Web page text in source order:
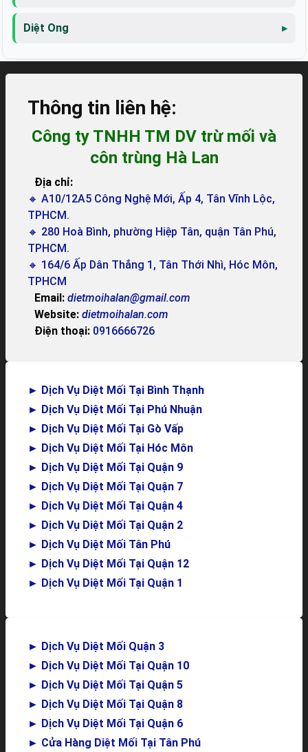
Diệt Ong
Thông tin liên hệ:
Công ty TNHH TM DV trừ mối và
côn trùng Hà Lan
Địa chỉ:
🔸 A10/12A5 Công Nghệ Mới, Ấp 4, Tân Vĩnh Lộc,
TPHCM.
🔸 280 Hoà Bình, phường Hiệp Tân, quận Tân Phú,
TPHCM.
🔸 164/6 Ấp Dân Thắng 1, Tân Thới Nhì, Hóc Môn,
TPHCM
Email: dietmoihalan@gmail.com
Website: dietmoihalan.com
Điện thoại: 0916666726
► Dịch Vụ Diệt Mối Tại Bình Thạnh
► Dịch Vụ Diệt Mối Tại Phú Nhuận
► Dịch Vụ Diệt Mối Tại Gò Vấp
► Dịch Vụ Diệt Mối Tại Hóc Môn
► Dịch Vụ Diệt Mối Tại Quận 9
► Dịch Vụ Diệt Mối Tại Quận 7
► Dịch Vụ Diệt Mối Tại Quận 4
► Dịch Vụ Diệt Mối Tại Quận 2
► Dịch Vụ Diệt Mối Tân Phú
► Dịch Vụ Diệt Mối Tại Quận 12
► Dịch Vụ Diệt Mối Tại Quận 1
► Dịch Vụ Diệt Mối Quận 3
► Dịch Vụ Diệt Mối Tại Quận 10
► Dịch Vụ Diệt Mối Tại Quận 5
► Dịch Vụ Diệt Mối Tại Quận 8
► Dịch Vụ Diệt Mối Tại Quận 6
► Cửa Hàng Diệt Mối Tại Tân Phú